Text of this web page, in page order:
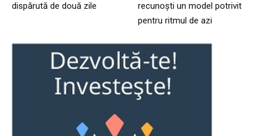
dispărută de două zile
recunoști un model potrivit
pentru ritmul de azi